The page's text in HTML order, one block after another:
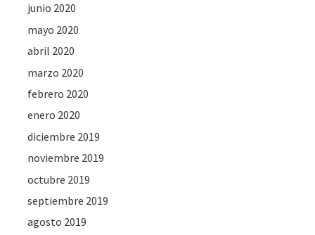
junio 2020
mayo 2020
abril 2020
marzo 2020
febrero 2020
enero 2020
diciembre 2019
noviembre 2019
octubre 2019
septiembre 2019
agosto 2019